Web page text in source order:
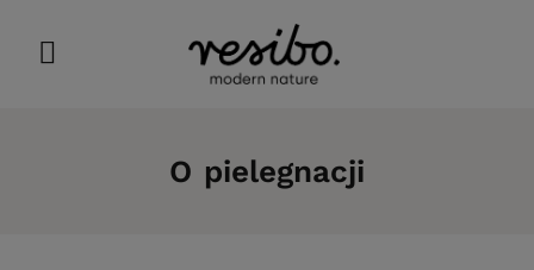
O pielegnacji